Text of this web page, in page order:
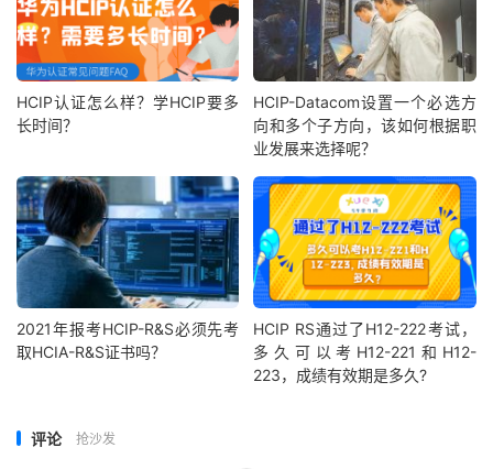
HCIP认证怎么样？学HCIP要多
长时间？
HCIP-Datacom设置一个必选方
向和多个子方向，该如何根据职
业发展来选择呢？
2021年报考HCIP-R&S必须先考
取HCIA-R&S证书吗？
HCIP RS通过了H12-222考试，
多久可以考H12-221和H12-
223，成绩有效期是多久?
评论 抢沙发